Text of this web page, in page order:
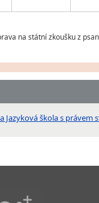
na státní zkoušku z
Jazyková škola s